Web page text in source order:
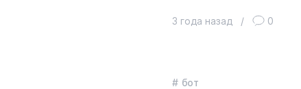
3 года назад / 0
бот